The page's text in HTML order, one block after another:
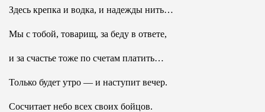
Здесь крепка и водка, и надежды нить…
Мы с тобой, товарищ, за беду в ответе,
и за счастье тоже по счетам платить…
Только будет утро — и наступит вечер.
Сосчитает небо всех своих бойцов.